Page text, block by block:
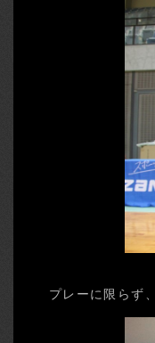
プレーに限らず